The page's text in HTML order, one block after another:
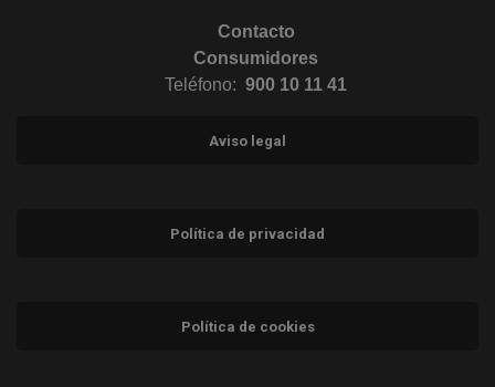
Contacto
Consumidores
Teléfono: 900 10 11 41
Aviso legal
Política de privacidad
Política de cookies